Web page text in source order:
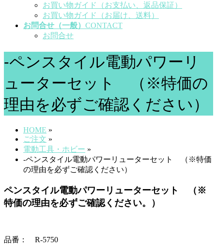
お買い物ガイド（お支払い、返品保証）
お買い物ガイド（お届け、送料）
お問合せ（一般） CONTACT
お問合せ
-ペンスタイル電動パワーリ
ューターセット （※特価の
理由を必ずご確認ください）
HOME »
ご注文 »
電動工具・ホビー »
-ペンスタイル電動パワーリューターセット （※特価
の理由を必ずご確認ください）
ペンスタイル電動パワーリューターセット （※
特価の理由を必ずご確認ください。）
品番： R-5750